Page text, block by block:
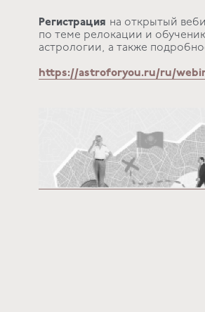
Регистрация на открытый
по теме релокации и
астрологии, а также
https://astroforyou.ru/ru/